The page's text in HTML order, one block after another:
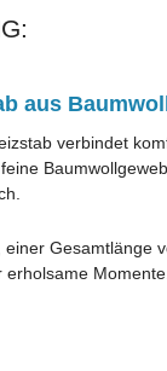
aus
verbindet
Gesamtlänge